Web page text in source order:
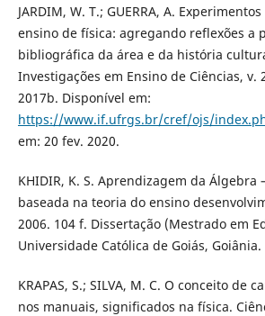
JARDIM, W. T.; GUERRA, A.
ensino de física: agregando reflexões a
bibliográfica da área e da história
Investigações em Ensino de Ciências, v.
2017b. Disponível em:
https://www.if.ufrgs.br/cref/ojs/
em: 20 fev. 2020.
KHIDIR, K. S. Aprendizagem da Álgebra
baseada na teoria do ensino
2006. 104 f. Dissertação (Mestrado em
Universidade Católica de Goiás, Goiânia.
KRAPAS, S.; SILVA, M. C. O conceito de
nos manuais, significados na física.